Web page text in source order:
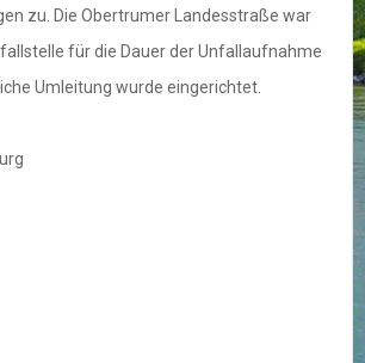
zu. Die Obertrumer Landesstraße war
für die Dauer der Unfallaufnahme
Umleitung wurde eingerichtet.